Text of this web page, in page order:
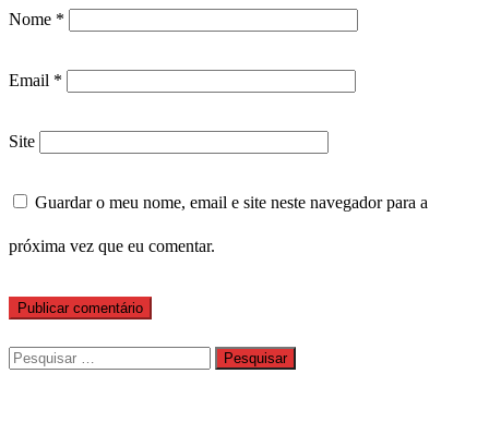
Nome *
Email *
Site
Guardar o meu nome, email e site neste navegador para a
próxima vez que eu comentar.
Pesquisar
por: